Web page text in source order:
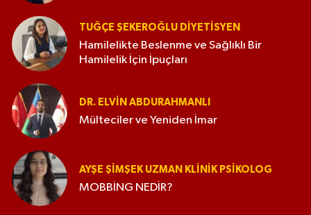
TUĞÇE ŞEKEROĞLU DIYETISYEN
Hamilelikte Beslenme ve Sağlıklı Bir
Hamilelik İçin İpuçları
DR. ELVIN ABDURAHMANLI
Mülteciler ve Yeniden İmar
AYŞE ŞIMŞEK UZMAN KLINIK PSIKOLOG
MOBBİNG NEDİR?